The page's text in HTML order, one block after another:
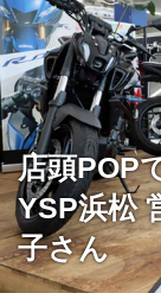
店頭POP
YSP浜松
子さん